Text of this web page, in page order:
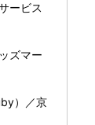
ービス
ズマー
）／京